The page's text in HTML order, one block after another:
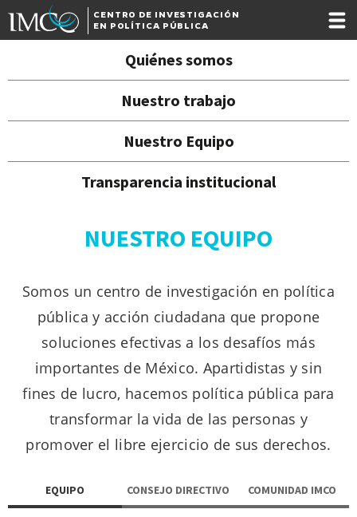
CENTRO DE INVESTIGACIÓN
EN POLÍTICA PÚBLICA
Quiénes somos
Nuestro trabajo
Nuestro Equipo
Transparencia institucional
NUESTRO EQUIPO
Somos un centro de investigación en política
pública y acción ciudadana que propone
soluciones efectivas a los desafíos más
importantes de México. Apartidistas y sin
fines de lucro, hacemos política pública para
transformar la vida de las personas y
promover el libre ejercicio de sus derechos.
EQUIPO CONSEJO DIRECTIVO COMUNIDAD IMCO